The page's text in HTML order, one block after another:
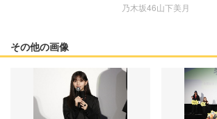
乃木坂46山下美月
その他の画像